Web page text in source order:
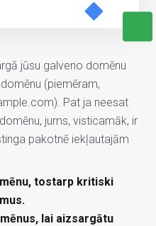
jūsu galveno domēnu
(piemēram,
Pat ja neesat
jums, visticamāk, ir
pakotnē iekļautajām
tostarp kritiski
lai aizsargātu